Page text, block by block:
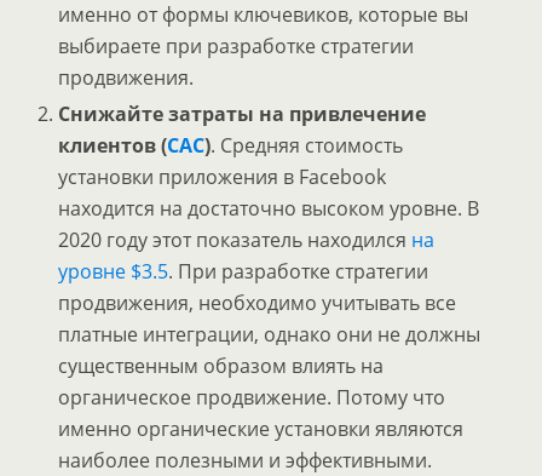
именно от формы ключевиков, которые вы
выбираете при разработке стратегии
продвижения.
Снижайте затраты на привлечение
клиентов (CAC). Средняя стоимость
установки приложения в Facebook
находится на достаточно высоком уровне. В
2020 году этот показатель находился на
уровне $3.5. При разработке стратегии
продвижения, необходимо учитывать все
платные интеграции, однако они не должны
существенным образом влиять на
органическое продвижение. Потому что
именно органические установки являются
наиболее полезными и эффективными.